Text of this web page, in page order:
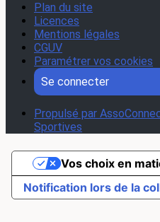
Plan du site
Licences
Mentions légales
CGUV
Paramétrer vos cookies
Se connecter
Propulsé par
Sportives
Notification lors de la
Vos choix en